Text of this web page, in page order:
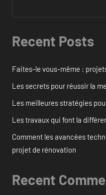
Recent Posts
Faites-le vous-même :
Les secrets pour réussir la
Les meilleures stratégies
Les travaux qui font la
Comment les avancées
projet de rénovation
Recent